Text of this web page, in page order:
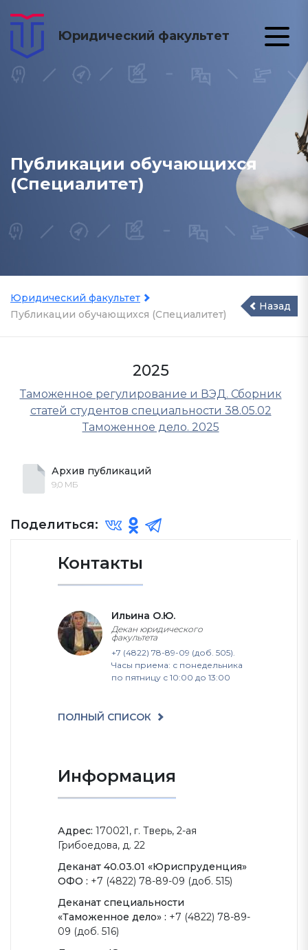
Юридический факультет
Публикации обучающихся
(Специалитет)
Юридический факультет
Публикации обучающихся (Специалитет)
Назад
2025
Таможенное регулирование и ВЭД. Сборник
статей студентов специальности 38.05.02
Таможенное дело. 2025
Архив публикаций
9,0 МБ
Поделиться:
Контакты
Ильина О.Ю.
Декан юридического
факультета
+7 (4822) 78-89-09 (доб. 505).
Часы приема: с понедельника
по пятницу с 10:00 до 13:00
ПОЛНЫЙ СПИСОК
Информация
Адрес: 170021, г. Тверь, 2-ая
Грибоедова, д. 22
Деканат 40.03.01 «Юриспруденция»
ОФО : +7 (4822) 78-89-09 (доб. 515)
Деканат специальности
«Таможенное дело» : +7 (4822) 78-89-
09 (доб. 516)